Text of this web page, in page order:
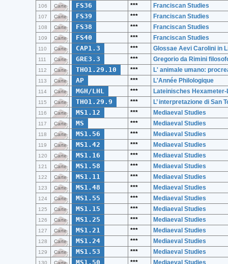
106 Carte FS36 *** Franciscan Studies
107 Carte FS39 *** Franciscan Studies
108 Carte FS38 *** Franciscan Studies
109 Carte FS40 *** Franciscan Studies
110 Carte CAP1.3 *** Glossae Aevi Carolini in
111 Carte GRE3.3 *** Gregorio da Rimini
112 Carte THO1.29.10 *** L' animale umano:
113 Carte AP *** L'Année Philologique
114 Carte MGH/LHL *** Lateinisches
115 Carte THO1.29.9 *** L’ interpretazione di San
116 Carte MS1.12 *** Mediaeval Studies
117 Carte MS *** Mediaeval Studies
118 Carte MS1.56 *** Mediaeval Studies
119 Carte MS1.42 *** Mediaeval Studies
120 Carte MS1.16 *** Mediaeval Studies
121 Carte MS1.58 *** Mediaeval Studies
122 Carte MS1.11 *** Mediaeval Studies
123 Carte MS1.48 *** Mediaeval Studies
124 Carte MS1.55 *** Mediaeval Studies
125 Carte MS1.15 *** Mediaeval Studies
126 Carte MS1.25 *** Mediaeval Studies
127 Carte MS1.21 *** Mediaeval Studies
128 Carte MS1.24 *** Mediaeval Studies
129 Carte MS1.53 *** Mediaeval Studies
130 Carte MS1.50 *** Mediaeval Studies